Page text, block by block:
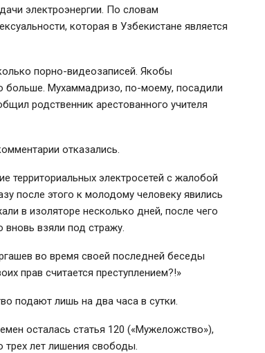
электроэнергии. По словам
которая в Узбекистане является
порно-видеозаписей . Якобы
больше. Мухаммадризо, по-моему, посадили
родственник арестованного учителя
отказались.
территориальных электросетей с жалобой
после этого к молодому человеку явились
в изоляторе несколько дней, после чего
вновь взяли под стражу.
во время своей последней беседы
прав считается преступлением?!»
подают лишь на два часа в сутки.
осталась статья 120 («Мужеложство»),
трех лет лишения свободы.